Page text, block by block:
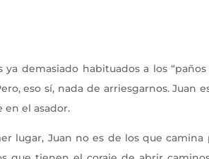
ya demasiado habituados a los
eso sí, nada de arriesgarnos. Juan
en el asador.
lugar, Juan no es de los que